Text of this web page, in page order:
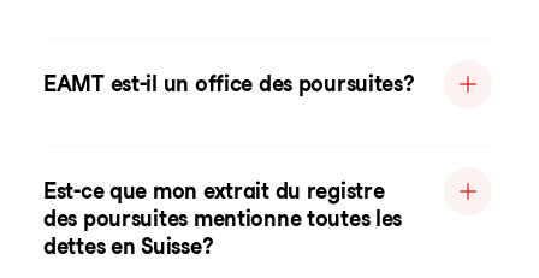
EAMT est-il un office des poursuites?
Est-ce que mon extrait du registre
des poursuites mentionne toutes les
dettes en Suisse?